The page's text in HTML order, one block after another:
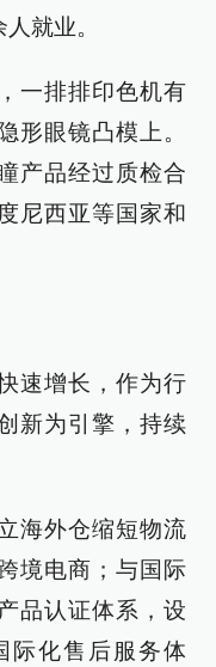
就业。
一排排印色机有
形眼镜凸模上。
产品经过质检合
尼西亚等国家和
速增长，作为行
新为引擎，持续
海外仓缩短物流
境电商；与国际
品认证体系，设
际化售后服务体